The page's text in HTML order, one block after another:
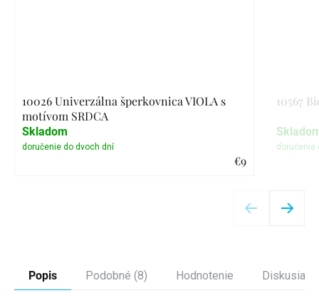
10026 Univerzálna šperkovnica VIOLA s
motívom SRDCA
€9
Skladom
10567
Popis Podobné (8) Hodnotenie Diskusia